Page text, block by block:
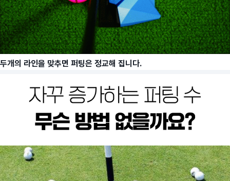
두개의 라인을 맞추면 퍼팅은 정교해 집니다.